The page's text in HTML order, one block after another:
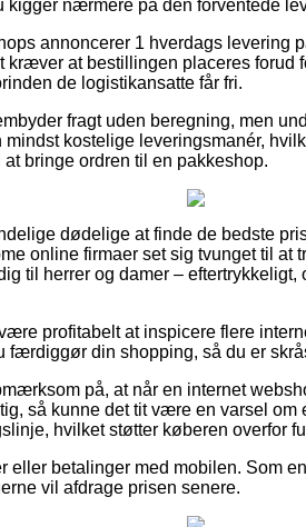
kigger nærmere på den forventede
annoncerer 1 hverdags levering
kræver at bestillingen placeres forud
de logistikansatte får fri.
fragt uden beregning, men
kostelige leveringsmanér,
bringe ordren til en pakkeshop.
dødelige at finde de bedste
online firmaer set sig tvunget til
til herrer og damer –
profitabelt at inspicere flere
færdiggør din shopping, så du er
på, at når en internet
så kunne det tit være en varsel
hvilket støtter køberen overfor
eller betalinger med mobilen. Som
vil afdrage prisen senere.